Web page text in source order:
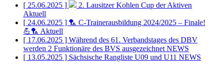
[ 25.06.2025 ]
2. Lausitzer Kohlen Cup der Aktiven
Aktuell
[ 24.06.2025 ] 🏸 C-Trainerausbildung 2024/2025 – Finale!
💪🏸 Aktuell
[ 17.06.2025 ] Während des 61. Verbandstages des DBV
werden 2 Funktionäre des BVS ausgezeichnet NEWS
[ 13.05.2025 ] Sächsische Rangliste U09 und U11 NEWS